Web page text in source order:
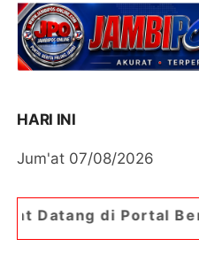
HARI INI
Jum'at 07/08/2026
Berita Jambipos